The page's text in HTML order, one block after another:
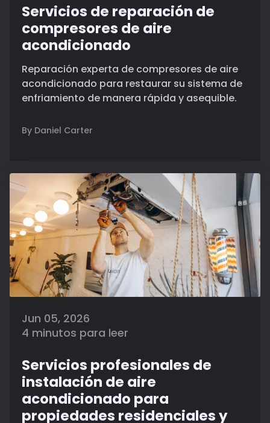
Servicios de reparación de
compresores de aire
acondicionado
Reparación experta de compresores de aire
acondicionado para restaurar su sistema de
enfriamiento de manera rápida y asequible.
By Daniel Carter
Jun 05, 2026
4 minutos para leer
Servicios profesionales de
instalación de aire
acondicionado para
propiedades residenciales y